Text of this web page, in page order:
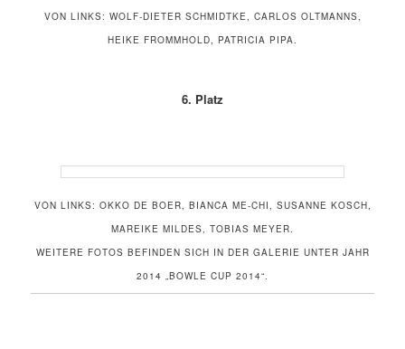
VON LINKS: WOLF-DIETER SCHMIDTKE, CARLOS OLTMANNS,
HEIKE FROMMHOLD, PATRICIA PIPA.
6. Platz
VON LINKS: OKKO DE BOER, BIANCA ME-CHI, SUSANNE KOSCH,
MAREIKE MILDES, TOBIAS MEYER.
WEITERE FOTOS BEFINDEN SICH IN DER GALERIE UNTER JAHR
2014 „BOWLE CUP 2014“.